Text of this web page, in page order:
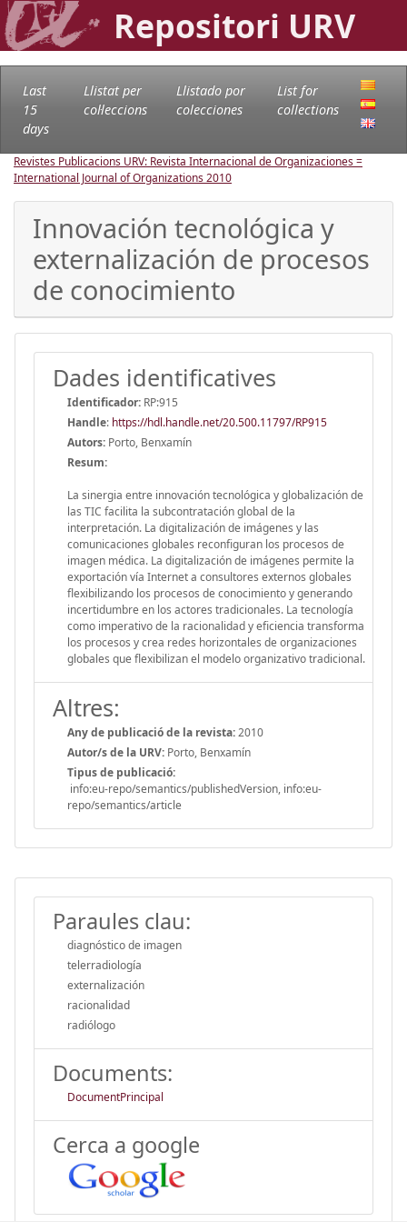
Repositori URV
Last
15
days
Llistat per
col·leccions
Llistado por
colecciones
List for
collections
Revistes Publicacions URV: Revista Internacional de Organizaciones =
International Journal of Organizations2010
Innovación tecnológica y
externalización de procesos
de conocimiento
Dades identificatives
Identificador: RP:915
Handle: https://hdl.handle.net/20.500.11797/RP915
Autors: Porto, Benxamín
Resum:
La sinergia entre innovación tecnológica y globalización de
las TIC facilita la subcontratación global de la
interpretación. La digitalización de imágenes y las
comunicaciones globales reconfiguran los procesos de
imagen médica. La digitalización de imágenes permite la
exportación vía Internet a consultores externos globales
flexibilizando los procesos de conocimiento y generando
incertidumbre en los actores tradicionales. La tecnología
como imperativo de la racionalidad y eficiencia transforma
los procesos y crea redes horizontales de organizaciones
globales que flexibilizan el modelo organizativo tradicional.
Altres:
Any de publicació de la revista:2010
Autor/s de la URV: Porto, Benxamín
Tipus de publicació:
info:eu-repo/semantics/publishedVersion, info:eu-
repo/semantics/article
Paraules clau:
diagnóstico de imagen
telerradiología
externalización
racionalidad
radiólogo
Documents:
DocumentPrincipal
Cerca a google